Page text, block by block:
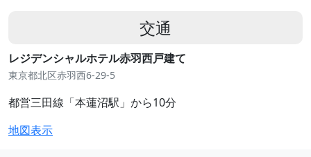
交通
レジデンシャルホテル赤羽西戸建て
東京都北区赤羽西6-29-5
都営三田線「本蓮沼駅」から10分
地図表示